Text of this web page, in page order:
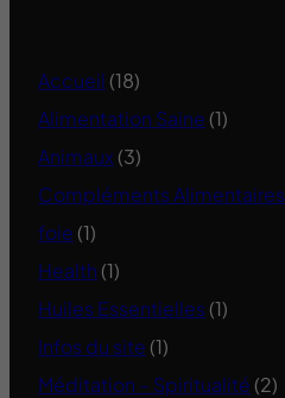
Accueil (18)
Alimentation Saine (1)
Animaux (3)
Compléments Alimentaires
foie (1)
Health (1)
Huiles Essentielles (1)
Infos du site (1)
Méditation – Spiritualité (2)